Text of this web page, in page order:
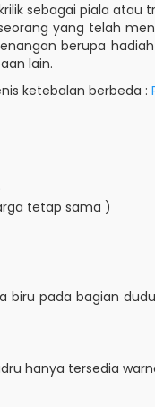
sebagai piala
yang telah
berupa
lain.
ketebalan berbeda :
tetap sama )
pada bagian
hanya tersedia